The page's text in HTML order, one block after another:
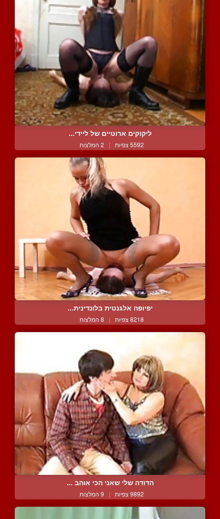
ליקוקים ארוטיים של ליידי...
5592 צפיות | 2 המלצות
יפיופה אלגנטית בלונדינית...
8218 צפיות | 8 המלצות
הדודה שלי שאני הכי אוהב ...
9892 צפיות | 9 המלצות